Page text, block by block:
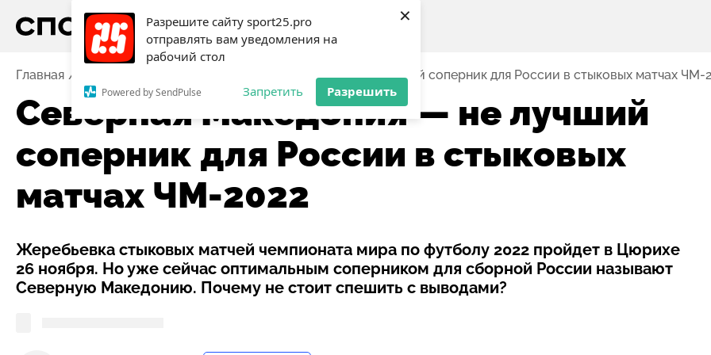
Разрешите сайту sport25.pro
отправлять вам уведомления на
рабочий стол
Powered by SendPulse Запретить Разрешить
×
Главная Северная Македония — не лучший соперник для России в стыковых матчах ЧМ-
Северная Македония — не лучший
соперник для России в стыковых
матчах ЧМ-2022
Жеребьевка стыковых матчей чемпионата мира по футболу 2022 пройдет в Цюрихе
26 ноября. Но уже сейчас оптимальным соперником для сборной России называют
Северную Македонию. Почему не стоит спешить с выводами?